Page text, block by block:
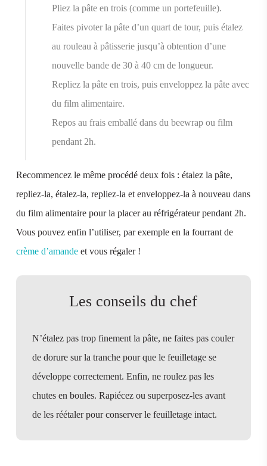
Pliez la pâte en trois (comme un portefeuille).
Faites pivoter la pâte d’un quart de tour, puis étalez
au rouleau à pâtisserie jusqu’à obtention d’une
nouvelle bande de 30 à 40 cm de longueur.
Repliez la pâte en trois, puis enveloppez la pâte avec
du film alimentaire.
Repos au frais emballé dans du beewrap ou film
pendant 2h.
Recommencez le même procédé deux fois : étalez la pâte,
repliez-la, étalez-la, repliez-la et enveloppez-la à nouveau dans
du film alimentaire pour la placer au réfrigérateur pendant 2h.
Vous pouvez enfin l’utiliser, par exemple en la fourrant de
crème d’amandeet vous régaler !
Les conseils du chef
N’étalez pas trop finement la pâte, ne faites pas couler
de dorure sur la tranche pour que le feuilletage se
développe correctement. Enfin, ne roulez pas les
chutes en boules. Rapiécez ou superposez-les avant
de les réétaler pour conserver le feuilletage intact.